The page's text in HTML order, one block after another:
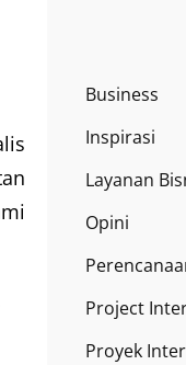
Business
Inspirasi
Layanan
Opini
Project
Proyek